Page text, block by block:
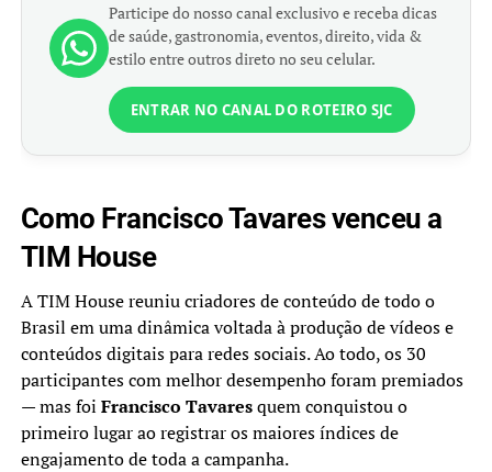
Participe do nosso canal exclusivo e receba dicas
de saúde, gastronomia, eventos, direito, vida &
estilo entre outros direto no seu celular.
ENTRAR NO CANAL DO ROTEIRO SJC
Como Francisco Tavares venceu a
TIM House
A TIM House reuniu criadores de conteúdo de todo o
Brasil em uma dinâmica voltada à produção de vídeos e
conteúdos digitais para redes sociais. Ao todo, os 30
participantes com melhor desempenho foram premiados
— mas foi Francisco Tavaresquem conquistou o
primeiro lugar ao registrar os maiores índices de
engajamento de toda a campanha.